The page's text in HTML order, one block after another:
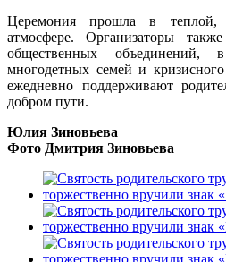
Церемония прошла в теплой,
атмосфере. Организаторы
общественных объединений,
многодетных семей и
ежедневно поддерживают
добром пути.
Юлия Зиновьева
Фото Дмитрия Зиновьева